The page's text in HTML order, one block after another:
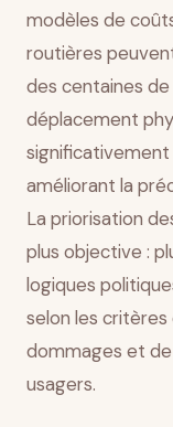
modèles de
routières
des centaines
déplacement
améliorant la
La priorisation
plus objective :
logiques
selon les
dommages et
usagers.